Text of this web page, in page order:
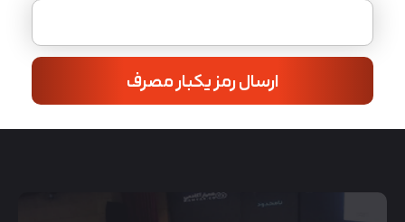
ارسال رمز یکبار مصرف